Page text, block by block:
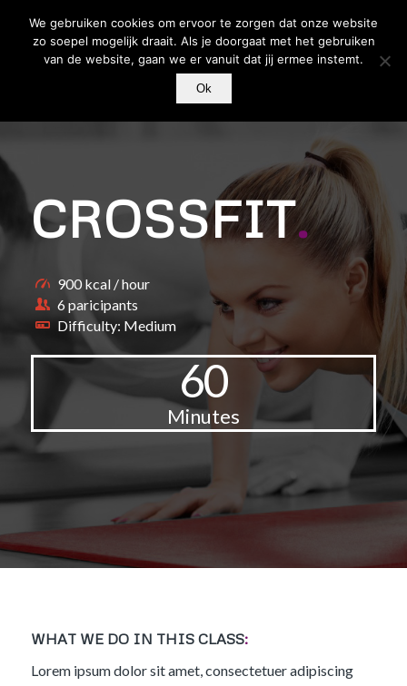
CROSSFIT.
900 kcal / hour
6 paricipants
Difficulty: Medium
60
Minutes
WHAT WE DO IN THIS CLASS:
Lorem ipsum dolor sit amet, consectetuer adipiscing
We gebruiken cookies om ervoor te zorgen dat onze website
zo soepel mogelijk draait. Als je doorgaat met het gebruiken
van de website, gaan we er vanuit dat jij ermee instemt.
Ok